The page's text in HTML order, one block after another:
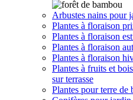
Arbustes nains pour
Plantes à floraison
Plantes à floraison
Plantes à floraison
Plantes à floraison
Plantes à fruits et
sur terrasse
Plantes pour terre de